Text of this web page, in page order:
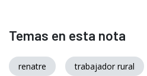
Temas en esta nota
renatre trabajador rural